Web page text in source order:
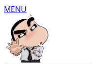
MENU